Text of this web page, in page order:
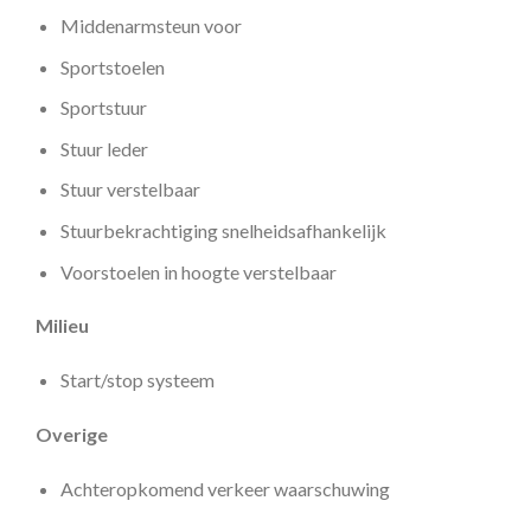
Middenarmsteun voor
Sportstoelen
Sportstuur
Stuur leder
Stuur verstelbaar
Stuurbekrachtiging snelheidsafhankelijk
Voorstoelen in hoogte verstelbaar
Milieu
Start/stop systeem
Overige
Achteropkomend verkeer waarschuwing